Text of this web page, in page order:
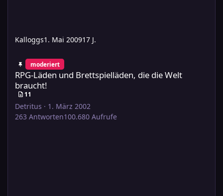
Kalloggs1. Mai 200917 J.
RPG-Läden und Brettspielläden, die die Welt braucht!
moderiert
RPG-Läden und Brettspielläden, die die Welt
braucht!
11
Detritus · 1. März 2002
263 Antworten100.680 Aufrufe